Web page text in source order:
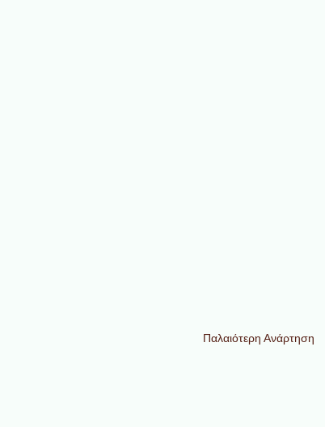
Παλαιότερη Ανάρτηση